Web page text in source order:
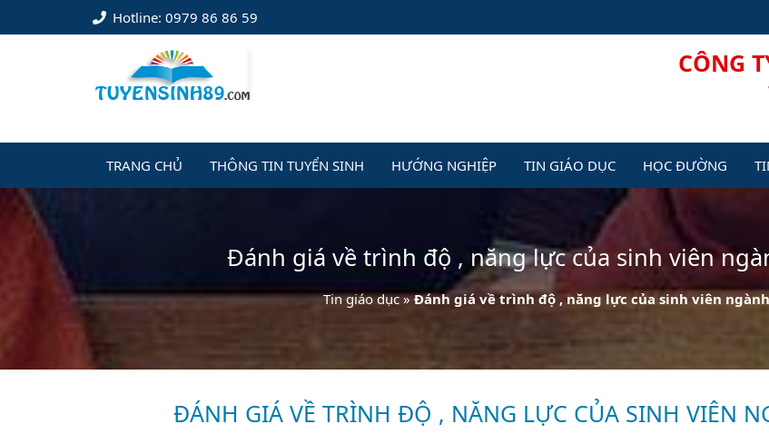
Hotline: 0979 86 86 59
CÔNG
TRANG CHỦ THÔNG TIN TUYỂN SINH HƯỚNG NGHIỆP TIN GIÁO DỤC HỌC ĐƯỜNG
Đánh giá về trình độ , năng lực của sinh viên
Tin giáo dục»Đánh giá về trình độ , năng lực của sinh viên
ĐÁNH GIÁ VỀ TRÌNH ĐỘ , NĂNG LỰC CỦA SINH VIÊN